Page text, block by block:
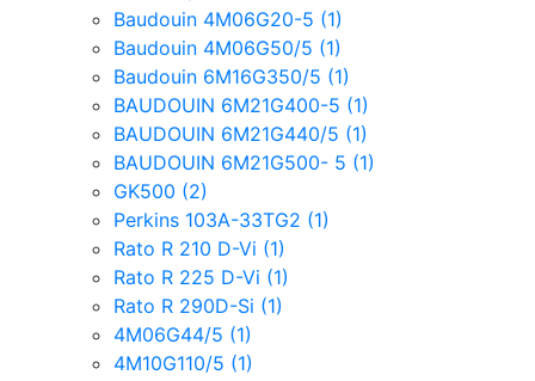
Baudouin 4M06G20-5 (1)
Baudouin 4M06G50/5 (1)
Baudouin 6M16G350/5 (1)
BAUDOUIN 6M21G400-5 (1)
BAUDOUIN 6M21G440/5 (1)
BAUDOUIN 6M21G500- 5 (1)
GK500 (2)
Perkins 103A-33TG2 (1)
Rato R 210 D-Vi (1)
Rato R 225 D-Vi (1)
Rato R 290D-Si (1)
4M06G44/5 (1)
4M10G110/5 (1)